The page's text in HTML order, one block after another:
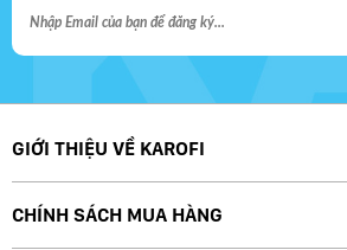
GIỚI THIỆU VỀ KAROFI
CHÍNH SÁCH MUA HÀNG